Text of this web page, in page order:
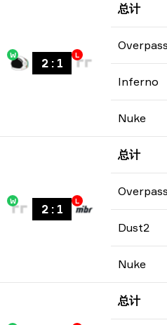
W
2: 1
L
总计
Overpass
Inferno
Nuke
W
2: 1
L
总计
Overpass
Dust2
Nuke
总计